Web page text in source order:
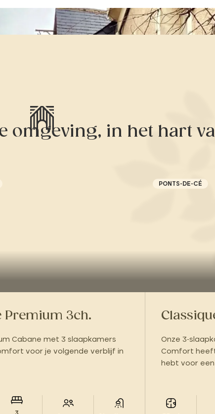
omgeving, in het hart
Premium 3ch.
Cabane met 3 slaapkamers
voor je volgende verblijf in
PONTS-DE-CÉ
Onze 3-
Comfort
hebt voor